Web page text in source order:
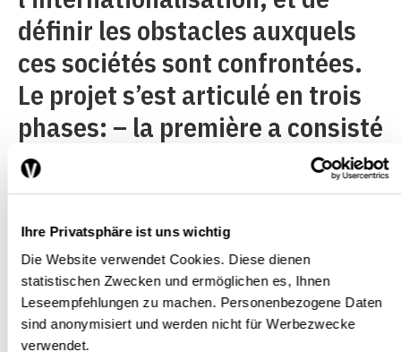
Ihre Privatsphäre ist uns wichtig
Die Website verwendet Cookies. Diese dienen
statistischen Zwecken und ermöglichen es, Ihnen
Leseempfehlungen zu machen. Personenbezogene Daten
sind anonymisiert und werden nicht für Werbezwecke
verwendet.
définir les obstacles auxquels
ces sociétés sont confrontées.
Le projet s’est articulé en trois
phases: – la première a consisté
à mener une enquête empirico-
qualitative exploratoire. Douze
entreprises de services actives
à l’échelle internationale dans
les domaines des conseils en
gestion et en ingénierie, ainsi